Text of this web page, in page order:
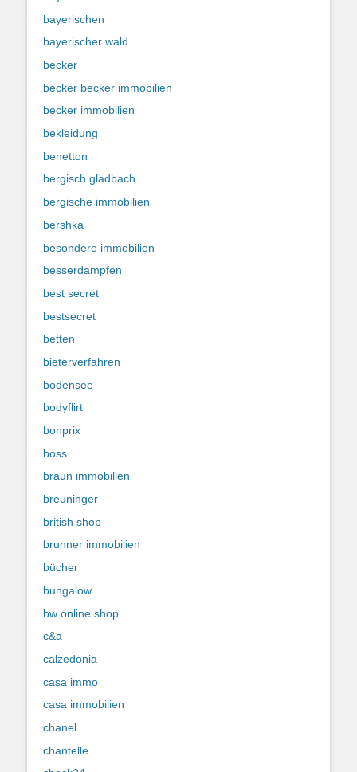
bayerischen
bayerischer wald
becker
becker becker immobilien
becker immobilien
bekleidung
benetton
bergisch gladbach
bergische immobilien
bershka
besondere immobilien
besserdampfen
best secret
bestsecret
betten
bieterverfahren
bodensee
bodyflirt
bonprix
boss
braun immobilien
breuninger
british shop
brunner immobilien
bücher
bungalow
bw online shop
c&a
calzedonia
casa immo
casa immobilien
chanel
chantelle